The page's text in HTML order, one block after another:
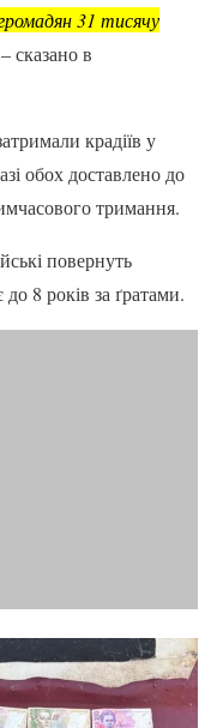
31 тисячу
сказано в
крадіїв у
обох доставлено до
тримання.
повернуть
8 років за ґратами.